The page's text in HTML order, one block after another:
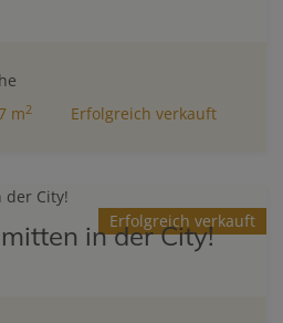
m2 Erfolgreich verkauft
Erfolgreich verkauft
in der City!